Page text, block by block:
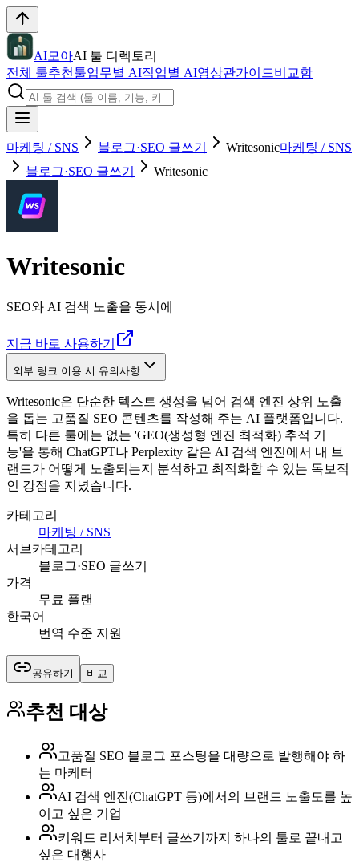
AI모아AI 툴 디렉토리
전체 툴추천툴업무별 AI직업별 AI영상관가이드비교함
마케팅 / SNS 블로그·SEO 글쓰기 Writesonic마케팅 / SNS
블로그·SEO 글쓰기
Writesonic
Writesonic
SEO와 AI 검색 노출을 동시에
지금 바로 사용하기
외부 링크 이용 시 유의사항
Writesonic은 단순한 텍스트 생성을 넘어 검색 엔진 상위 노출
을 돕는 고품질 SEO 콘텐츠를 작성해 주는 AI 플랫폼입니다.
특히 다른 툴에는 없는 'GEO(생성형 엔진 최적화) 추적 기
능'을 통해 ChatGPT나 Perplexity 같은 AI 검색 엔진에서 내 브
랜드가 어떻게 노출되는지 분석하고 최적화할 수 있는 독보적
인 강점을 지녔습니다.
카테고리
마케팅 / SNS
서브카테고리
블로그·SEO 글쓰기
가격
무료 플랜
한국어
번역 수준 지원
공유하기 비교
추천 대상
고품질 SEO 블로그 포스팅을 대량으로 발행해야 하
는 마케터
AI 검색 엔진(ChatGPT 등)에서의 브랜드 노출도를 높
이고 싶은 기업
키워드 리서치부터 글쓰기까지 하나의 툴로 끝내고
싶은 대행사